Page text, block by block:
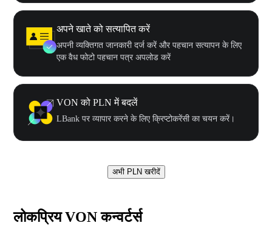
अपने खाते को सत्यापित करें
अपनी व्यक्तिगत जानकारी दर्ज करें और पहचान सत्यापन के लिए
एक वैध फोटो पहचान पत्र अपलोड करें
VON को PLN में बदलें
LBank पर व्यापार करने के लिए क्रिप्टोकरेंसी का चयन करें।
अभी PLN खरीदें
लोकप्रिय VON कन्वर्टर्स